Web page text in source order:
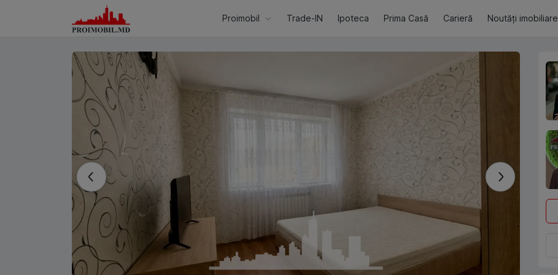
Proimobil Trade-IN Ipoteca Prima Casă Carieră Noutăți imobiliare